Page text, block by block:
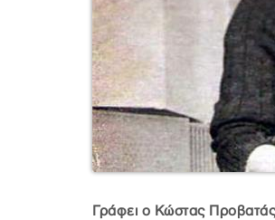
Γράφει ο Κώστας Προβατάς